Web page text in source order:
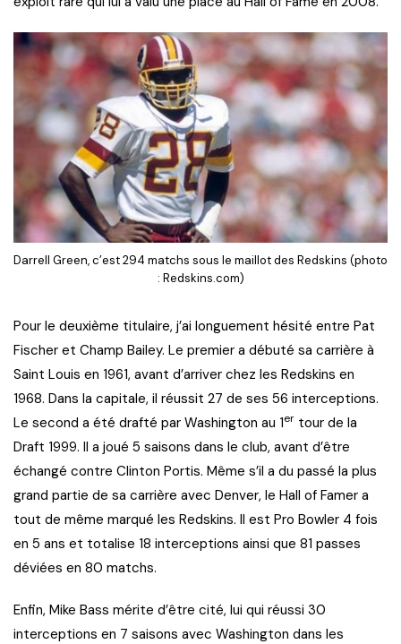
Darrell Green, c’est 294 matchs sous le maillot des Redskins (photo
: Redskins.com)
Pour le deuxième titulaire, j’ai longuement hésité entre Pat
Fischer et Champ Bailey. Le premier a débuté sa carrière à
Saint Louis en 1961, avant d’arriver chez les Redskins en
1968. Dans la capitale, il réussit 27 de ses 56 interceptions.
Le second a été drafté par Washington au 1er tour de la
Draft 1999. Il a joué 5 saisons dans le club, avant d’être
échangé contre Clinton Portis. Même s’il a du passé la plus
grand partie de sa carrière avec Denver, le Hall of Famer a
tout de même marqué les Redskins. Il est Pro Bowler 4 fois
en 5 ans et totalise 18 interceptions ainsi que 81 passes
déviées en 80 matchs.
Enfin, Mike Bass mérite d’être cité, lui qui réussi 30
interceptions en 7 saisons avec Washington dans les